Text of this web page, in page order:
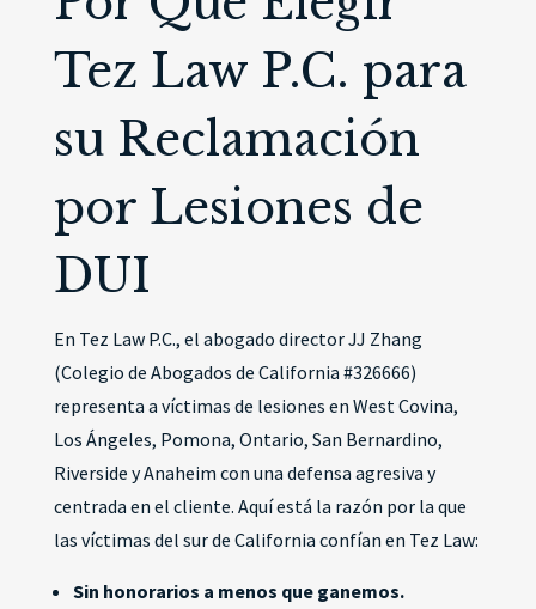
Tez Law P.C. para
su Reclamación
por Lesiones de
DUI
En Tez Law P.C., el abogado director JJ Zhang
(Colegio de Abogados de California #326666)
representa a víctimas de lesiones en West Covina,
Los Ángeles, Pomona, Ontario, San Bernardino,
Riverside y Anaheim con una defensa agresiva y
centrada en el cliente. Aquí está la razón por la que
las víctimas del sur de California confían en Tez Law:
Sin honorarios a menos que ganemos.